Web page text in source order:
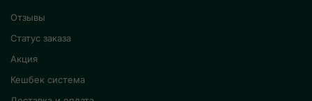
Отзывы
Статус заказа
Акция
Кешбек система